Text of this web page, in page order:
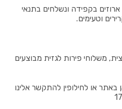
בקפידה ונשלחים בתנאי
וטעימים.
משלוחי פירות לגזית מבוצעים
או לחילופין להתקשר אלינו